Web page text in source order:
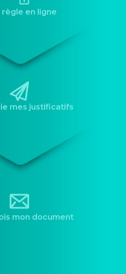
règle en ligne
mes justificatifs
mon document